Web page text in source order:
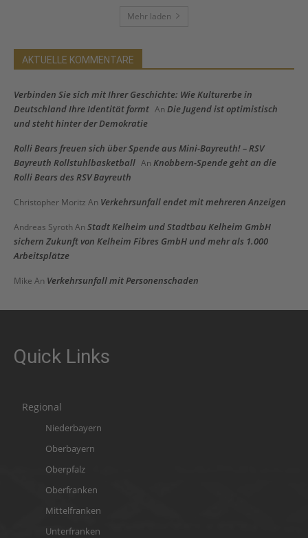
Mehr laden
AKTUELLE KOMMENTARE
Verbinden Sie sich mit Ihrer Geschichte: Wie Kulturerbe in
Deutschland Ihre Identität formt An Die Jugend ist optimistisch
und steht hinter der Demokratie
Rolli Bears freuen sich über Spende aus Mini-Bayreuth! – RSV
Bayreuth Rollstuhlbasketball An Knobbern-Spende geht an die
Rolli Bears des RSV Bayreuth
Christopher Moritz An Verkehrsunfall endet mit mehreren Anzeigen
Andreas Syroth An Stadt Kelheim und Stadtbau Kelheim GmbH
sichern Zukunft von Kelheim Fibres GmbH und mehr als 1.000
Arbeitsplätze
Mike An Verkehrsunfall mit Personenschaden
Quick Links
Regional
Niederbayern
Oberbayern
Oberpfalz
Oberfranken
Mittelfranken
Unterfranken